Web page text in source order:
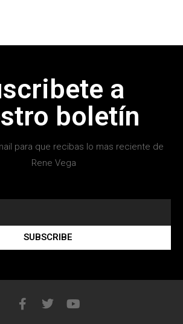
a
boletín
para que recibas lo mas reciente de
Rene Vega
SUBSCRIBE